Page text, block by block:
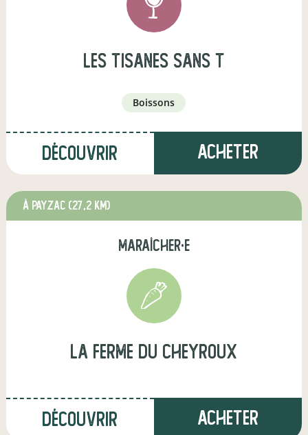
Les tisanes sans T
boissons
Découvrir Acheter
à Payzac (27,2 km)
maraîcher·e
La ferme du Cheyroux
Découvrir Acheter